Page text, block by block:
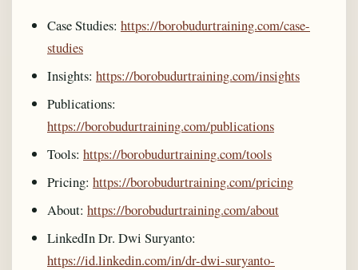
Case Studies: https://borobudurtraining.com/case-
studies
Insights: https://borobudurtraining.com/insights
Publications:
https://borobudurtraining.com/publications
Tools: https://borobudurtraining.com/tools
Pricing: https://borobudurtraining.com/pricing
About: https://borobudurtraining.com/about
LinkedIn Dr. Dwi Suryanto:
https://id.linkedin.com/in/dr-dwi-suryanto-